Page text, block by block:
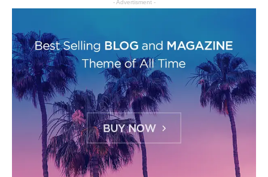
- Advertisment -